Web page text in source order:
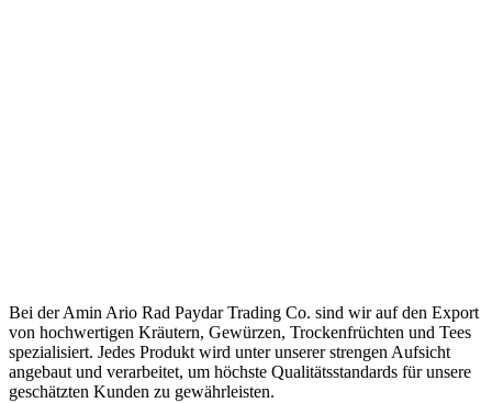
Bei der Amin Ario Rad Paydar Trading Co. sind wir auf den Export
von hochwertigen Kräutern, Gewürzen, Trockenfrüchten und Tees
spezialisiert. Jedes Produkt wird unter unserer strengen Aufsicht
angebaut und verarbeitet, um höchste Qualitätsstandards für unsere
geschätzten Kunden zu gewährleisten.